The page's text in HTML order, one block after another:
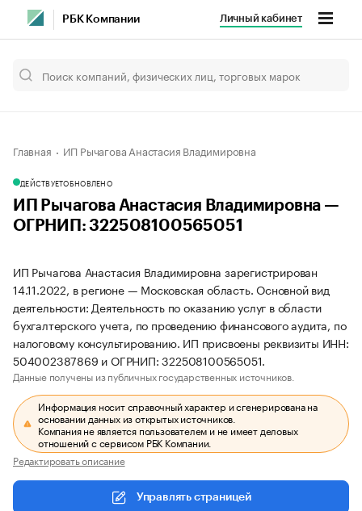
РБК Компании Личный кабинет
Главная ИП Рычагова Анастасия Владимировна
ДЕЙСТВУЕТОБНОВЛЕНО
ИП Рычагова Анастасия Владимировна —
ОГРНИП: 322508100565051
ИП Рычагова Анастасия Владимировна зарегистрирован
14.11.2022, в регионе — Московская область. Основной вид
деятельности: Деятельность по оказанию услуг в области
бухгалтерского учета, по проведению финансового аудита, по
налоговому консультированию. ИП присвоены реквизиты ИНН:
504002387869 и ОГРНИП: 322508100565051.
Данные получены из публичных государственных источников.
Информация носит справочный характер и сгенерирована на
основании данных из открытых источников.
Компания не является пользователем и не имеет деловых
отношений с сервисом РБК Компании.
Редактировать описание
Управлять страницей